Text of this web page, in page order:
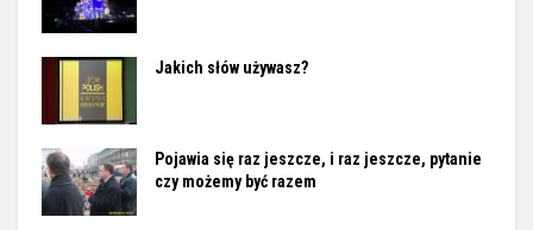
Jakich słów używasz?
Pojawia się raz jeszcze, i raz jeszcze, pytanie
czy możemy być razem